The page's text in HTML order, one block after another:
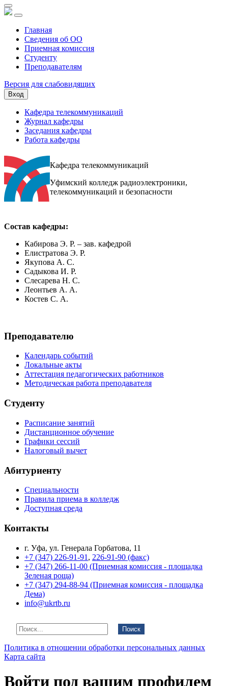
Главная
Сведения об ОО
Приемная комиссия
Студенту
Преподавателям
Версия для слабовидящих
Вход
Кафедра телекоммуникаций
Журнал кафедры
Заседания кафедры
Работа кафедры
Кафедра телекоммуникаций
Уфимский колледж радиоэлектроники,
телекоммуникаций и безопасности
Состав кафедры:
Кабирова Э. Р. – зав. кафедрой
Елистратова Э. Р.
Якупова А. С.
Садыкова И. Р.
Слесарева Н. С.
Леонтьев А. А.
Костев С. А.
Преподавателю
Календарь событий
Локальные акты
Аттестация педагогических работников
Методическая работа преподавателя
Студенту
Расписание занятий
Дистанционное обучение
Графики сессий
Налоговый вычет
Абитуриенту
Специальности
Правила приема в колледж
Доступная среда
Контакты
г. Уфа, ул. Генерала Горбатова, 11
+7 (347) 226-91-91 , 226-91-90 (факс)
+7 (347) 266-11-00 (Приемная комиссия - площадка
Зеленая роща)
+7 (347) 294-88-94 (Приемная комиссия - площадка
Дема)
info@ukrtb.ru
Поиск
Политика в отношении обработки персональных данных
Карта сайта
Войти под вашим профилем